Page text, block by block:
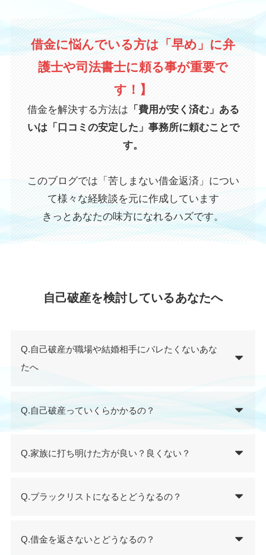
借金に悩んでいる方は「早め」に弁
護士や司法書士に頼る事が重要で
す！】
借金を解決する方法は 「費用が安く済む」ある
いは「口コミの安定した」事務所に頼むことで
す。
このブログでは「苦しまない借金返済」につい
て様々な経験談を元に作成しています
きっとあなたの味方になれるハズです。
自己破産を検討しているあなたへ
Q.自己破産が職場や結婚相手にバレたくないあな
たへ
Q.自己破産っていくらかかるの？
Q.家族に打ち明けた方が良い？良くない？
Q.ブラックリストになるとどうなるの？
Q.借金を返さないとどうなるの？